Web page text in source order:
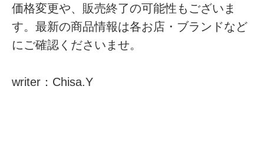
価格変更や、販売終了の可能性もございま
す。最新の商品情報は各お店・ブランドなど
にご確認くださいませ。
writer：Chisa.Y